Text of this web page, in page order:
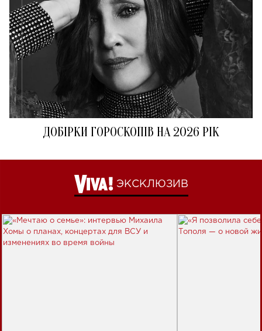
ДОБІРКИ ГОРОСКОПІВ НА 2026 РІК
ЭКСКЛЮЗИВ